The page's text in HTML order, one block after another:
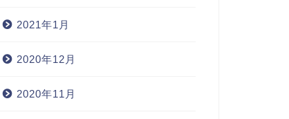
2021年1月
2020年12月
2020年11月